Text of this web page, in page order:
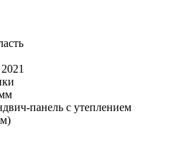
панель с утеплением